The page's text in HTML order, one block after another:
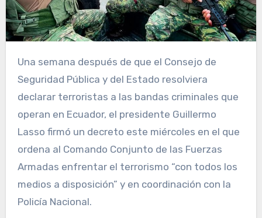
Una semana después de que el Consejo de
Seguridad Pública y del Estado resolviera
declarar terroristas a las bandas criminales que
operan en Ecuador, el presidente Guillermo
Lasso firmó un decreto este miércoles en el que
ordena al Comando Conjunto de las Fuerzas
Armadas enfrentar el terrorismo “con todos los
medios a disposición” y en coordinación con la
Policía Nacional.